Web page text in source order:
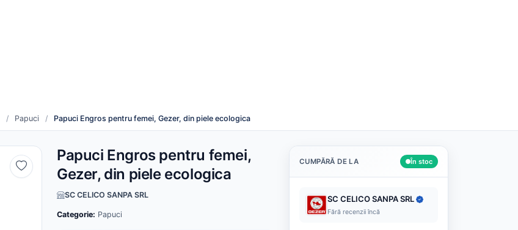
/ Papuci / Papuci Engros pentru femei, Gezer, din piele ecologica
Papuci Engros pentru femei,
Gezer, din piele ecologica
SC CELICO SANPA SRL
Categorie: Papuci
CUMPĂRĂ DE LA În stoc
SC CELICO SANPA SRL
Fără recenzii încă